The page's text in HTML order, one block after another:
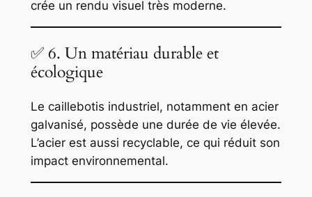
crée un rendu visuel très moderne.
✅ 6. Un matériau durable et
écologique
Le caillebotis industriel, notamment en acier
galvanisé, possède une durée de vie élevée.
L’acier est aussi recyclable, ce qui réduit son
impact environnemental.